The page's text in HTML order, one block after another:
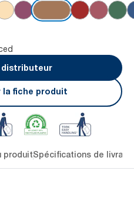
distributeur
la fiche produit
produitSpécifications de